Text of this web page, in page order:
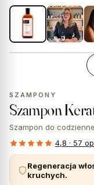
SZAMPONY
Szampon
Szampon do
4,8 · 57
Regeneracja
kruchych.